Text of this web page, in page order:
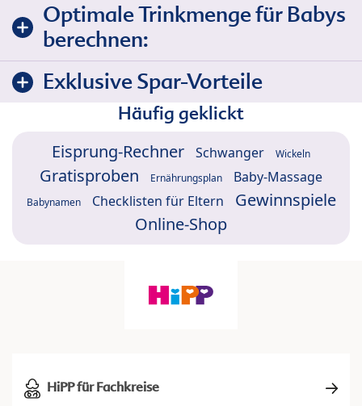
Optimale Trinkmenge für Babys
berechnen:
Exklusive Spar-Vorteile
Häufig geklickt
Eisprung-Rechner Schwanger Wickeln
Gratisproben Ernährungsplan Baby-Massage
Babynamen Checklisten für Eltern
Gewinnspiele
Online-Shop
HiPP für Fachkreise